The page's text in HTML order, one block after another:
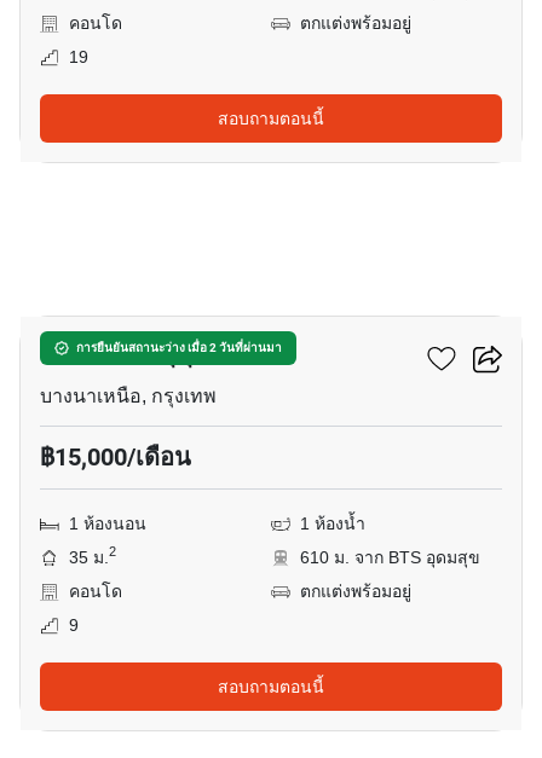
คอนโด
ตกแต่งพร้อมอยู่
19
สอบถามตอนนี้
การยืนยันสถานะว่าง เมื่อ 2 วันที่ผ่านมา
เดอะ สกาย สุขุมวิท
บางนาเหนือ, กรุงเทพ
฿15,000/เดือน
1 ห้องนอน
1 ห้องน้ำ
35 ม.2
610 ม. จาก BTS อุดมสุข
คอนโด
ตกแต่งพร้อมอยู่
9
สอบถามตอนนี้